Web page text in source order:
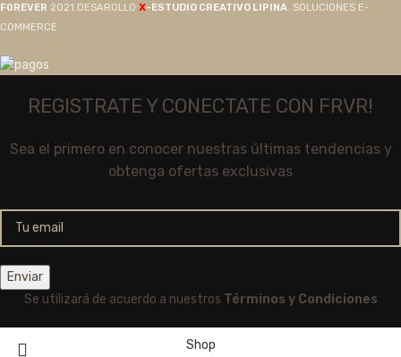
F0REVER 2021 DESAROLLO X-ESTUDIO CREATIVO LIPINA. SOLUCIONES E-
COMMERCE
REGISTRATE Y CONECTATE CON FRVR!
Sea el primero en conocer nuestras últimas tendencias y
obtenga ofertas exclusivas
Se utilizará de acuerdo a nuestros Términos y Condiciones
Shop